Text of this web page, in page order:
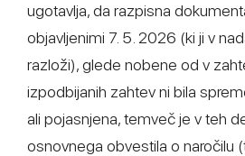
ugotavlja, da razpisna
objavljenimi 7. 5. 2026 (ki ji v
razloži), glede nobene od v
izpodbijanih zahtev ni bila
ali pojasnjena, temveč je v teh
osnovnega obvestila o naročilu